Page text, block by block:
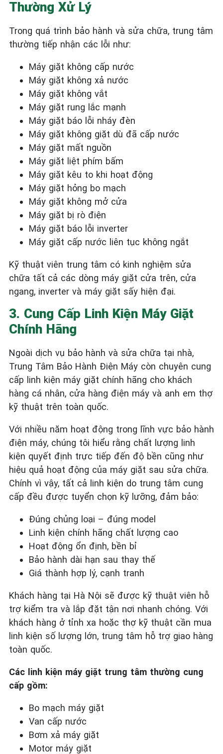
Thường Xử Lý
Trong quá trình bảo hành và sửa chữa, trung tâm
thường tiếp nhận các lỗi như:
Máy giặt không cấp nước
Máy giặt không xả nước
Máy giặt không vắt
Máy giặt rung lắc mạnh
Máy giặt báo lỗi nháy đèn
Máy giặt không giặt dù đã cấp nước
Máy giặt mất nguồn
Máy giặt liệt phím bấm
Máy giặt kêu to khi hoạt động
Máy giặt hỏng bo mạch
Máy giặt không mở cửa
Máy giặt bị rò điện
Máy giặt báo lỗi inverter
Máy giặt cấp nước liên tục không ngắt
Kỹ thuật viên trung tâm có kinh nghiệm sửa
chữa tất cả các dòng máy giặt cửa trên, cửa
ngang, inverter và máy giặt sấy hiện đại.
3. Cung Cấp Linh Kiện Máy Giặt
Chính Hãng
Ngoài dịch vụ bảo hành và sửa chữa tại nhà,
Trung Tâm Bảo Hành Điện Máy còn chuyên cung
cấp linh kiện máy giặt chính hãng cho khách
hàng cá nhân, cửa hàng điện máy và anh em thợ
kỹ thuật trên toàn quốc.
Với nhiều năm hoạt động trong lĩnh vực bảo hành
điện máy, chúng tôi hiểu rằng chất lượng linh
kiện quyết định trực tiếp đến độ bền cũng như
hiệu quả hoạt động của máy giặt sau sửa chữa.
Chính vì vậy, tất cả linh kiện do trung tâm cung
cấp đều được tuyển chọn kỹ lưỡng, đảm bảo:
Đúng chủng loại – đúng model
Linh kiện chính hãng chất lượng cao
Hoạt động ổn định, bền bỉ
Bảo hành dài hạn sau thay thế
Giá thành hợp lý, cạnh tranh
Khách hàng tại Hà Nội sẽ được kỹ thuật viên hỗ
trợ kiểm tra và lắp đặt tận nơi nhanh chóng. Với
khách hàng ở tỉnh xa hoặc thợ kỹ thuật cần mua
linh kiện số lượng lớn, trung tâm hỗ trợ giao hàng
toàn quốc.
Các linh kiện máy giặt trung tâm thường cung
cấp gồm:
Bo mạch máy giặt
Van cấp nước
Bơm xả máy giặt
Motor máy giặt